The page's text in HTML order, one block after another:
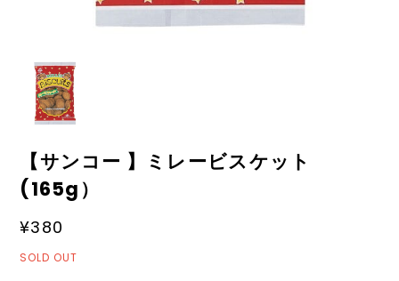
【サンコー 】ミレービスケット
(165g）
¥380
SOLD OUT